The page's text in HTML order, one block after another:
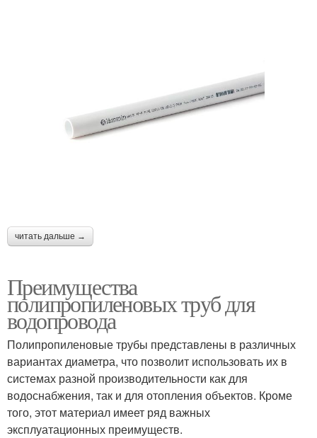
читать дальше →
Преимущества
полипропиленовых труб для
водопровода
Полипропиленовые трубы представлены в различных
вариантах диаметра, что позволит использовать их в
системах разной производительности как для
водоснабжения, так и для отопления объектов. Кроме
того, этот материал имеет ряд важных
эксплуатационных преимуществ.